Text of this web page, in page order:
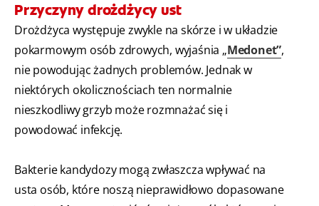
Przyczyny drożdżycy ust
Drożdżyca występuje zwykle na skórze i w układzie
pokarmowym osób zdrowych, wyjaśnia „Medonet”,
nie powodując żadnych problemów. Jednak w
niektórych okolicznościach ten normalnie
nieszkodliwy grzyb może rozmnażać się i
powodować infekcję.
Bakterie kandydozy mogą zwłaszcza wpływać na
usta osób, które noszą nieprawidłowo dopasowane